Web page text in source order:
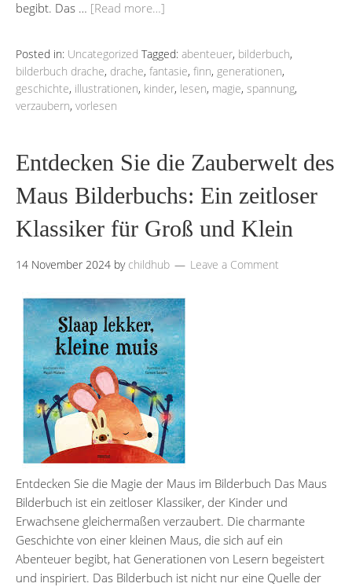
begibt. Das … [Read more…]
Posted in: Uncategorized Tagged: abenteuer, bilderbuch,
bilderbuch drache, drache, fantasie, finn, generationen,
geschichte, illustrationen, kinder, lesen, magie, spannung,
verzaubern, vorlesen
Entdecken Sie die Zauberwelt des
Maus Bilderbuchs: Ein zeitloser
Klassiker für Groß und Klein
14 November 2024 by childhub Leave a Comment
Entdecken Sie die Magie der Maus im Bilderbuch Das Maus
Bilderbuch ist ein zeitloser Klassiker, der Kinder und
Erwachsene gleichermaßen verzaubert. Die charmante
Geschichte von einer kleinen Maus, die sich auf ein
Abenteuer begibt, hat Generationen von Lesern begeistert
und inspiriert. Das Bilderbuch ist nicht nur eine Quelle der